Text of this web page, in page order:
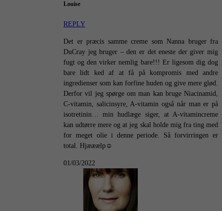
Louise
REPLY
Det er præcis samme creme som Nanna bruger fra
DuCray jeg bruger – den er det eneste der giver mig
fugt og den virker nemlig bare!!! Er ligesom dig dog
bare lidt ked af at få på kompromis med andre
ingredienser som kan forfine huden og give mere glød.
Derfor vil jeg spørge om man kan bruge Niacinamid,
C-vitamin, salicinsyre, A-vitamin også når man er på
isotretinin… min hudlæge siger, at A-vitamincreme
kan udtørre mere og at jeg skal holde mig fra ting med
for meget olie i denne periode. Så forvirringen er
total. Hjææælp☺️
01/03/2022